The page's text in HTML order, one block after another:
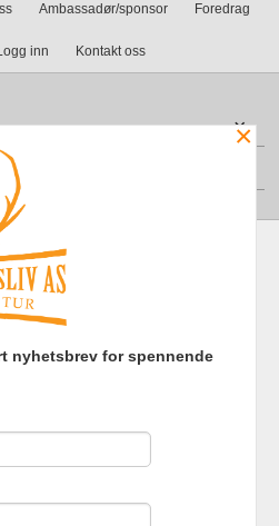
Ambassadør/sponsor Foredrag
inn Kontakt oss
Sikkerhet og personvern
920903363
kjøpsopplevelse og
×
nyhetsbrev for spennende